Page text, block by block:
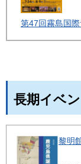
第47回霧島国
長期イベン
黎明